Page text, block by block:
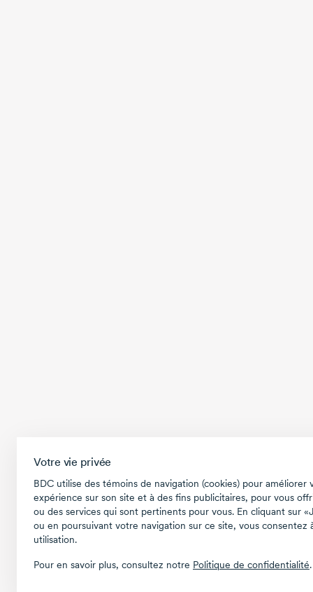
Votre vie privée
BDC utilise des témoins de navigation (cookies) pour améliorer
expérience sur son site et à des fins publicitaires, pour vous
ou des services qui sont pertinents pour vous. En cliquant sur
ou en poursuivant votre navigation sur ce site, vous consentez
utilisation.
Pour en savoir plus, consultez notre Politique de confidentialité.